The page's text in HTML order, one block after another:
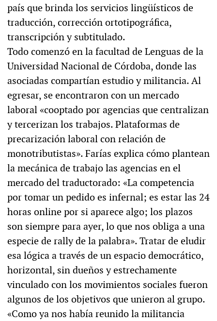
país que brinda los servicios lingüísticos de
traducción, corrección ortotipográfica,
transcripción y subtitulado.
Todo comenzó en la facultad de Lenguas de la
Universidad Nacional de Córdoba, donde las
asociadas compartían estudio y militancia. Al
egresar, se encontraron con un mercado
laboral «cooptado por agencias que centralizan
y tercerizan los trabajos. Plataformas de
precarización laboral con relación de
monotributistas». Farías explica cómo plantean
la mecánica de trabajo las agencias en el
mercado del traductorado: «La competencia
por tomar un pedido es infernal; es estar las 24
horas online por si aparece algo; los plazos
son siempre para ayer, lo que nos obliga a una
especie de rally de la palabra». Tratar de eludir
esa lógica a través de un espacio democrático,
horizontal, sin dueños y estrechamente
vinculado con los movimientos sociales fueron
algunos de los objetivos que unieron al grupo.
«Como ya nos había reunido la militancia